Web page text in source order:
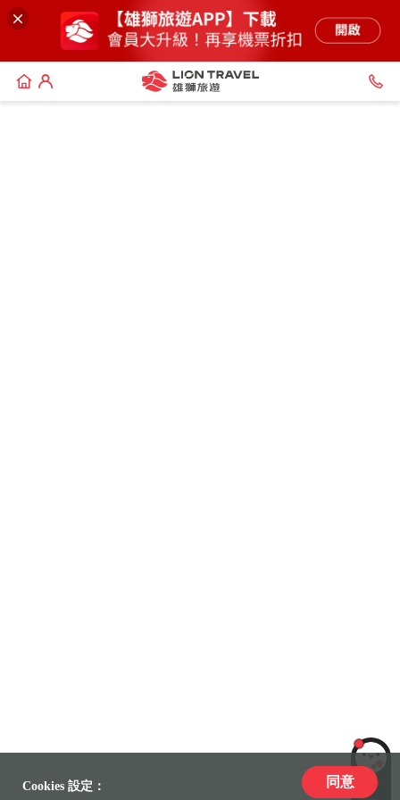
LiLi
Cookies 設定： 同意